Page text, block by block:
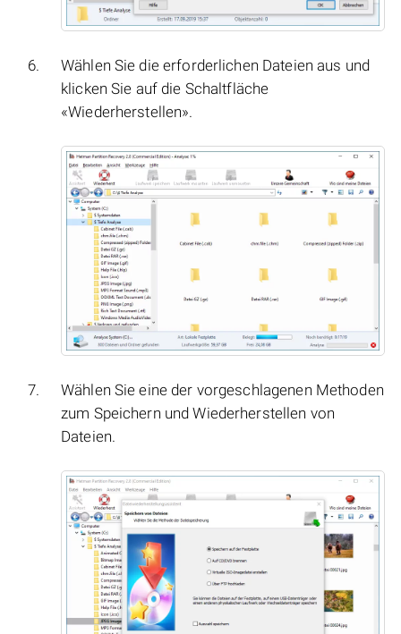
Wählen Sie die erforderlichen Dateien aus und
klicken Sie auf die Schaltfläche
«Wiederherstellen».
Wählen Sie eine der vorgeschlagenen Methoden
zum Speichern und Wiederherstellen von
Dateien.